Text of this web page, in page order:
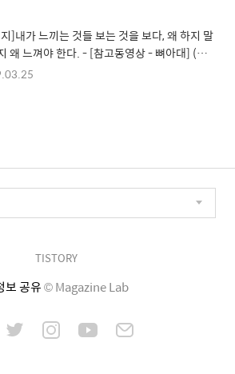
]내가 느끼는 것들 보는 것을 보다, 왜 하지 말
야 한다. - [참고동영상 - 뼈아대] (주
목 지음) Day 36
TISTORY
보 공유© Magazine Lab